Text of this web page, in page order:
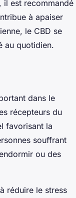
il est recommandé
à apaiser
le CBD se
au quotidien.
dans le
récepteurs du
favorisant la
souffrant
ou des
réduire le stress